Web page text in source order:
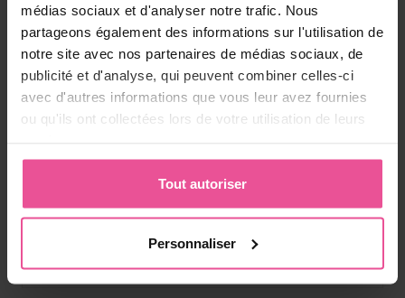
médias sociaux et d'analyser notre trafic. Nous
partageons également des informations sur l'utilisation de
notre site avec nos partenaires de médias sociaux, de
publicité et d'analyse, qui peuvent combiner celles-ci
avec d'autres informations que vous leur avez fournies
ou qu'ils ont collectées lors de votre utilisation de leurs
Tout autoriser
Personnaliser
LIPOELASTIC SHEET STRIP01 5 x 20 cm -
pansement pour cicatrice
des cicatrices et pour éviter l´apparition des cicatrices
chéloïdes et hypertrophiques.
24,90€